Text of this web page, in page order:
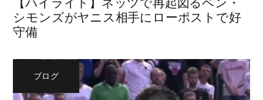
シモンズがヤニス相手にローポストで好
守備
ブログ